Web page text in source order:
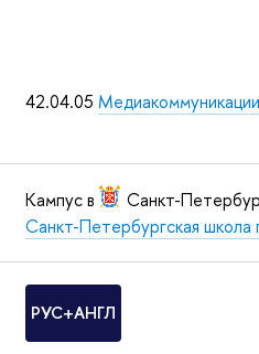
42.04.05 Медиакоммуникации
Кампус в
Санкт-
Санкт-Петербургская школа
РУС+АНГЛ